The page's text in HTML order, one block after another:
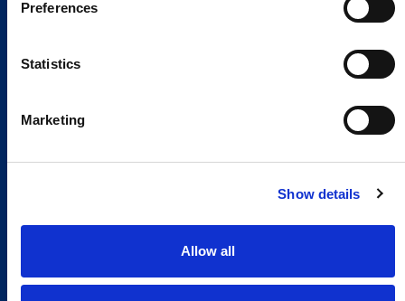
Preferences
Statistics
Marketing
Show details
Allow all